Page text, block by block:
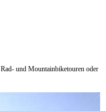
und Mountainbiketouren oder